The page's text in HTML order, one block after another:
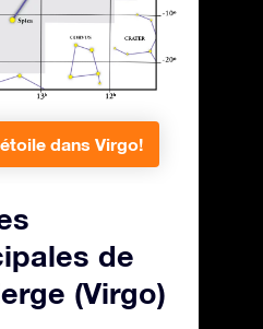
dans Virgo!
de
(Virgo)